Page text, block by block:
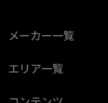
メーカー一覧
エリア一覧